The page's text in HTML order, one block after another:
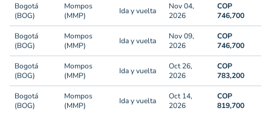
Bogotá
(BOG)
Mompos
(MMP)
Ida y vuelta
Nov 04,
2026
COP
746,700
Bogotá
(BOG)
Mompos
(MMP)
Ida y vuelta
Nov 09,
2026
COP
746,700
Bogotá
(BOG)
Mompos
(MMP)
Ida y vuelta
Oct 26,
2026
COP
783,200
Bogotá
(BOG)
Mompos
(MMP)
Ida y vuelta
Oct 14,
2026
COP
819,700